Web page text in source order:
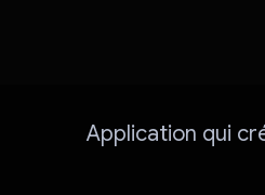
Application qui